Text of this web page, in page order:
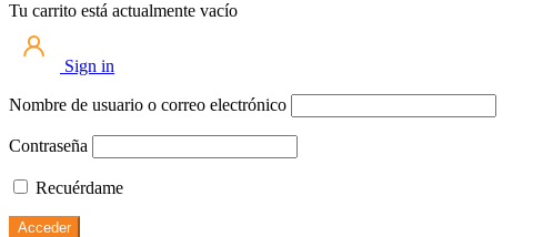
Tu carrito está actualmente vacío
Sign in
Nombre de usuario o correo electrónico
Contraseña
Recuérdame